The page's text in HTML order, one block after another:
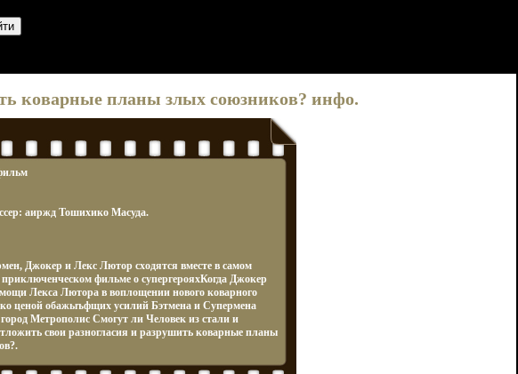
коварные планы злых союзников? инфо.
аиржд Тошихико Масуда.
Джокер и Лекс Лютор сходятся вместе в самом
фильме о супергерояхКогда Джокер
Лекса Лютора в воплощении нового коварного
ценой обажыъфщих усилий Бэтмена и Супермена
Метрополис Смогут ли Человек из стали и
свои разногласия и разрушить коварные планы